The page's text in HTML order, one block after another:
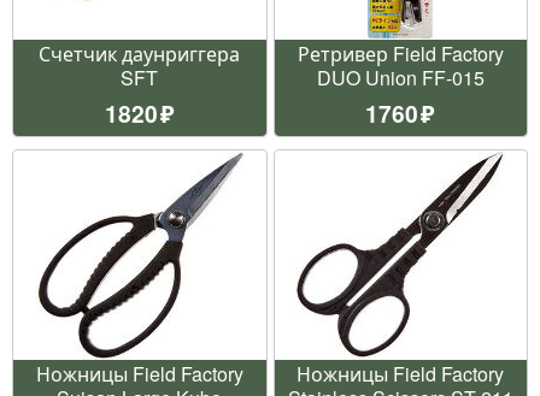
Счетчик даунриггера
SFT
1820
Ретривер Field Factory
DUO Union FF-015
1760
Ножницы Field Factory
Ножницы Field Factory